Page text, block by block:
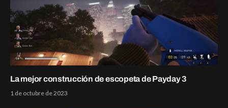
La mejor construcción de escopeta de Payday 3
1 de octubre de 2023